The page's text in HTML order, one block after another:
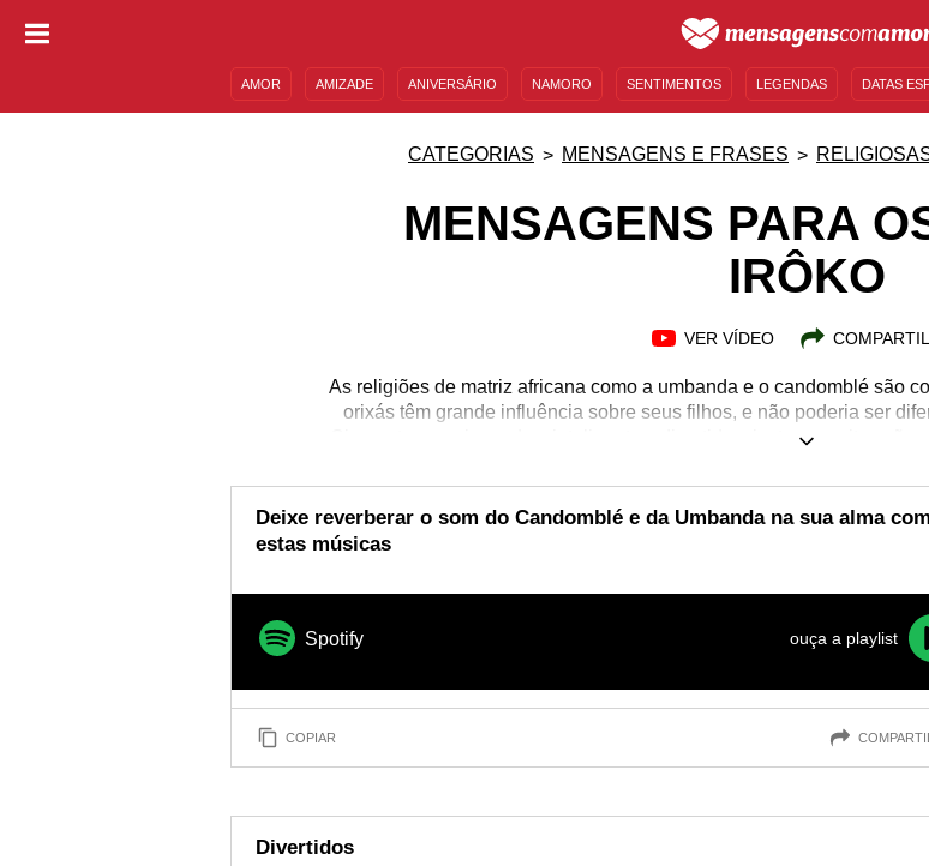
AMOR AMIZADE ANIVERSÁRIO NAMORO SENTIMENTOS LEGENDAS DATAS
CATEGORIAS MENSAGENS E FRASES
MENSAGENS PARA
IRÔKO
VER VÍDEO
As religiões de matriz africana como a umbanda e o candomblé são
orixás têm grande influência sobre seus filhos, e não poderia ser
Ciumentos, apaixonados, inteligentes, divertidos, justos... muitos são
profundamente, assim como a influência que ele exerce sobre seus
orixá de longe através dessas mensagens para
Deixe reverberar o som do Candomblé e da Umbanda na sua alma com
estas músicas
Spotify ouça a playlist
COPIAR
Divertidos